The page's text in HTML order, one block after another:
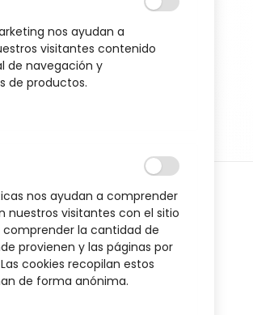
HIGIENE Y SALUD
Innovative Rueber
34,27 €
descuento 3,00 €
48,95 €
Champú
nos ayudan a
visitantes contenido
de navegación y
de productos.
nos ayudan a comprender
nuestros visitantes con el sitio
comprender la cantidad de
provienen y las páginas por
cookies recopilan estos
de forma anónima.